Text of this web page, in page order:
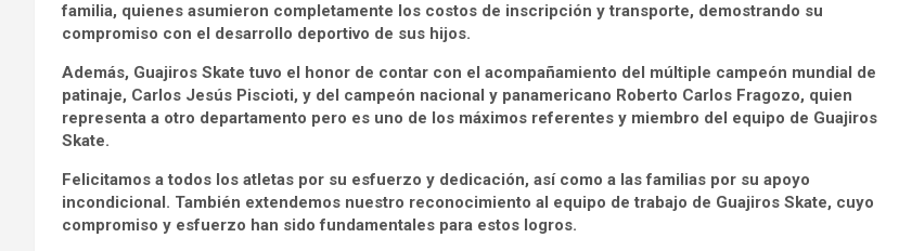
familia, quienes asumieron completamente los costos de inscripción y transporte, demostrando su
compromiso con el desarrollo deportivo de sus hijos.
Además, Guajiros Skate tuvo el honor de contar con el acompañamiento del múltiple campeón mundial de
patinaje, Carlos Jesús Piscioti, y del campeón nacional y panamericano Roberto Carlos Fragozo, quien
representa a otro departamento pero es uno de los máximos referentes y miembro del equipo de Guajiros
Skate.
Felicitamos a todos los atletas por su esfuerzo y dedicación, así como a las familias por su apoyo
incondicional. También extendemos nuestro reconocimiento al equipo de trabajo de Guajiros Skate, cuyo
compromiso y esfuerzo han sido fundamentales para estos logros.